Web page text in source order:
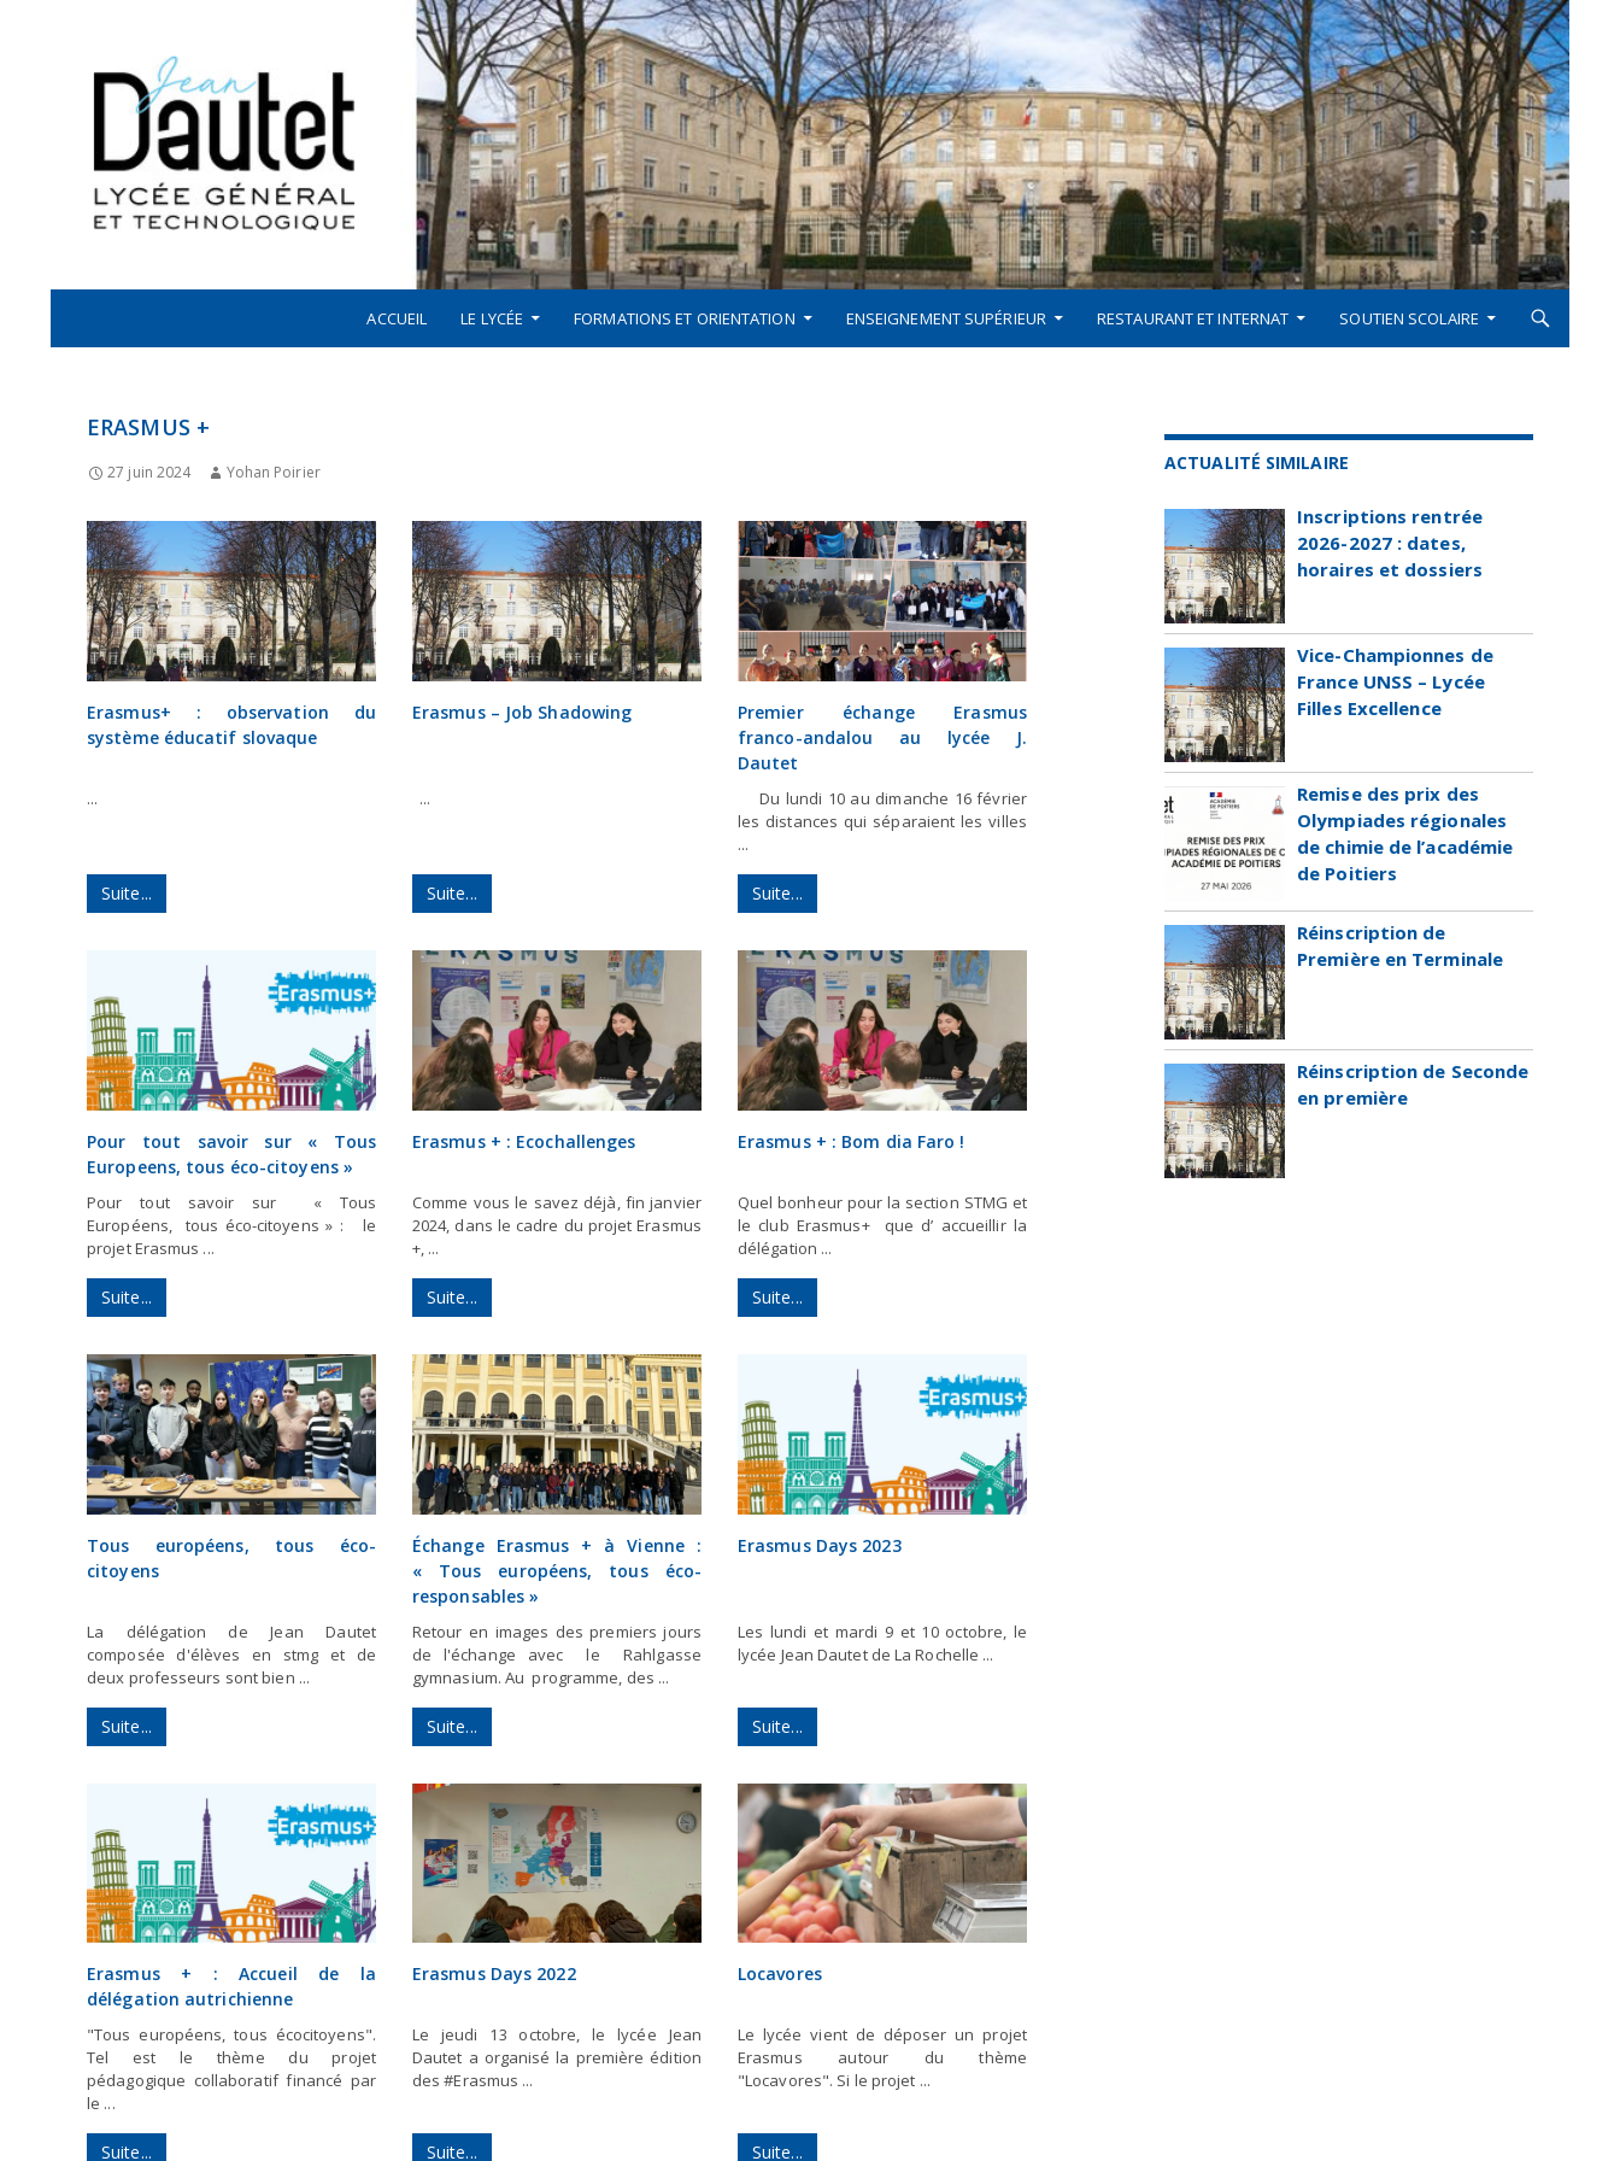
LYCÉE JEAN DAUTET À LA ROCHELLE
ACCUEIL LE LYCÉE FORMATIONS ET ORIENTATION ENSEIGNEMENT SUPÉRIEUR RESTAURANT ET INTERNAT SOUTIEN SCOLAIRE
ERASMUS +
27 juin 2024 Yohan Poirier
Erasmus+ : observation du
système éducatif slovaque
...
Suite...
Erasmus – Job Shadowing
...
Suite...
Premier échange Erasmus
franco-andalou au lycée J.
Dautet
Du lundi 10 au dimanche 16 février
les distances qui séparaient les villes
...
Suite...
Pour tout savoir sur « Tous
Europeens, tous éco-citoyens »
Pour tout savoir sur « Tous
Européens, tous éco-citoyens » : le
projet Erasmus ...
Suite...
Erasmus + : Ecochallenges
Comme vous le savez déjà, fin janvier
2024, dans le cadre du projet Erasmus
+, ...
Suite...
Erasmus + : Bom dia Faro !
Quel bonheur pour la section STMG et
le club Erasmus+ que d’ accueillir la
délégation ...
Suite...
Tous européens, tous éco-
citoyens
La délégation de Jean Dautet
composée d'élèves en stmg et de
deux professeurs sont bien ...
Suite...
Échange Erasmus + à Vienne :
« Tous européens, tous éco-
responsables »
Retour en images des premiers jours
de l'échange avec le Rahlgasse
gymnasium. Au programme, des ...
Suite...
Erasmus Days 2023
Les lundi et mardi 9 et 10 octobre, le
lycée Jean Dautet de La Rochelle ...
Suite...
Erasmus + : Accueil de la
délégation autrichienne
"Tous européens, tous écocitoyens".
Tel est le thème du projet
pédagogique collaboratif financé par
le ...
Suite...
Erasmus Days 2022
Le jeudi 13 octobre, le lycée Jean
Dautet a organisé la première édition
des #Erasmus ...
Suite...
Locavores
Le lycée vient de déposer un projet
Erasmus autour du thème
"Locavores". Si le projet ...
Suite...
ACTUALITÉ SIMILAIRE
Inscriptions rentrée
2026-2027 : dates,
horaires et dossiers
Vice-Championnes de
France UNSS – Lycée
Filles Excellence
Remise des prix des
Olympiades régionales
de chimie de l’académie
de Poitiers
Réinscription de
Première en Terminale
Réinscription de Seconde
en première